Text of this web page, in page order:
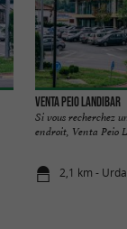
Venta Peio Landibar
Si vous recherchez
endroit, Venta Peio
2,1 km -